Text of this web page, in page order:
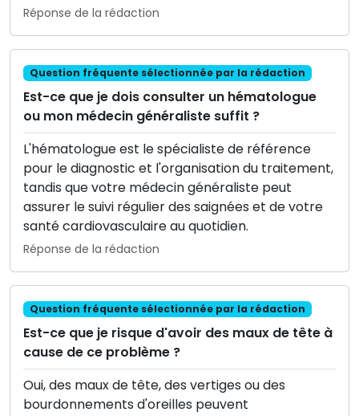
Réponse de la rédaction
Question fréquente sélectionnée par la rédaction
Est-ce que je dois consulter un hématologue
ou mon médecin généraliste suffit ?
L'hématologue est le spécialiste de référence
pour le diagnostic et l'organisation du traitement,
tandis que votre médecin généraliste peut
assurer le suivi régulier des saignées et de votre
santé cardiovasculaire au quotidien.
Réponse de la rédaction
Question fréquente sélectionnée par la rédaction
Est-ce que je risque d'avoir des maux de tête à
cause de ce problème ?
Oui, des maux de tête, des vertiges ou des
bourdonnements d'oreilles peuvent